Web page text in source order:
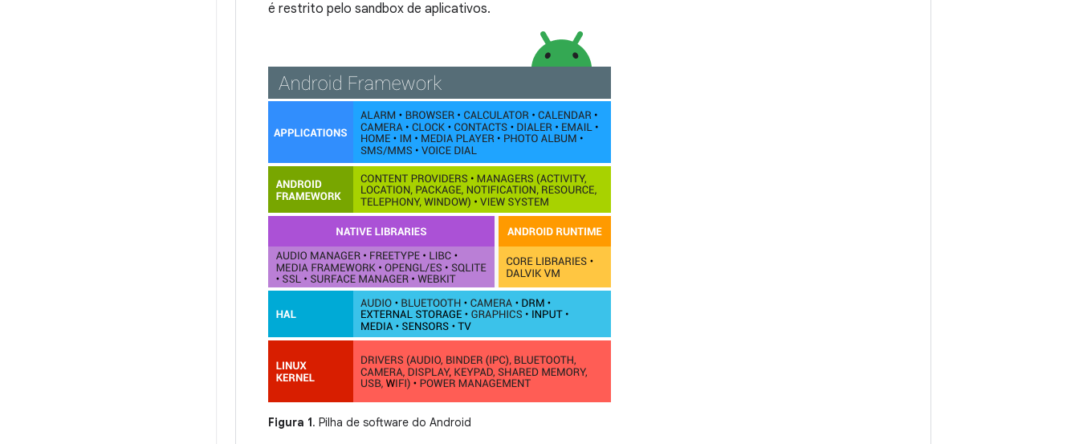
é restrito pelo sandbox de aplicativos.
Figura 1. Pilha de software do Android